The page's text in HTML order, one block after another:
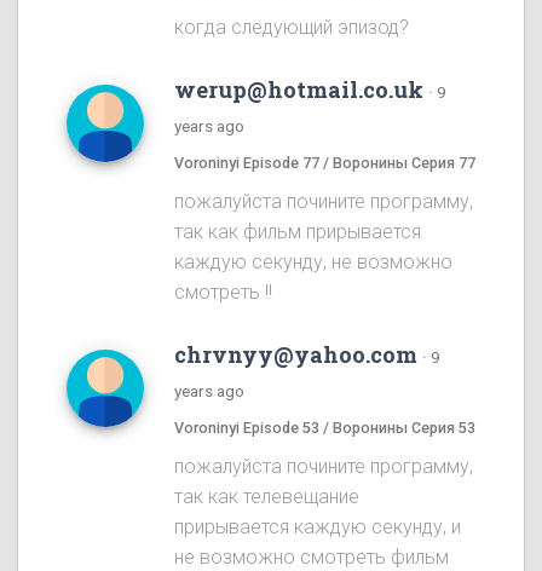
когда следующий эпизод?
werup@hotmail.co.uk · 9
years ago
Voroninyi Episode 77 / Воронины Серия 77
пожалуйста почините программу,
так как фильм прирывается
каждую секунду, не возможно
смотреть !!
chrvnyy@yahoo.com · 9
years ago
Voroninyi Episode 53 / Воронины Серия 53
пожалуйста почините программу,
так как телевещание
прирывается каждую секунду, и
не возможно смотреть фильм